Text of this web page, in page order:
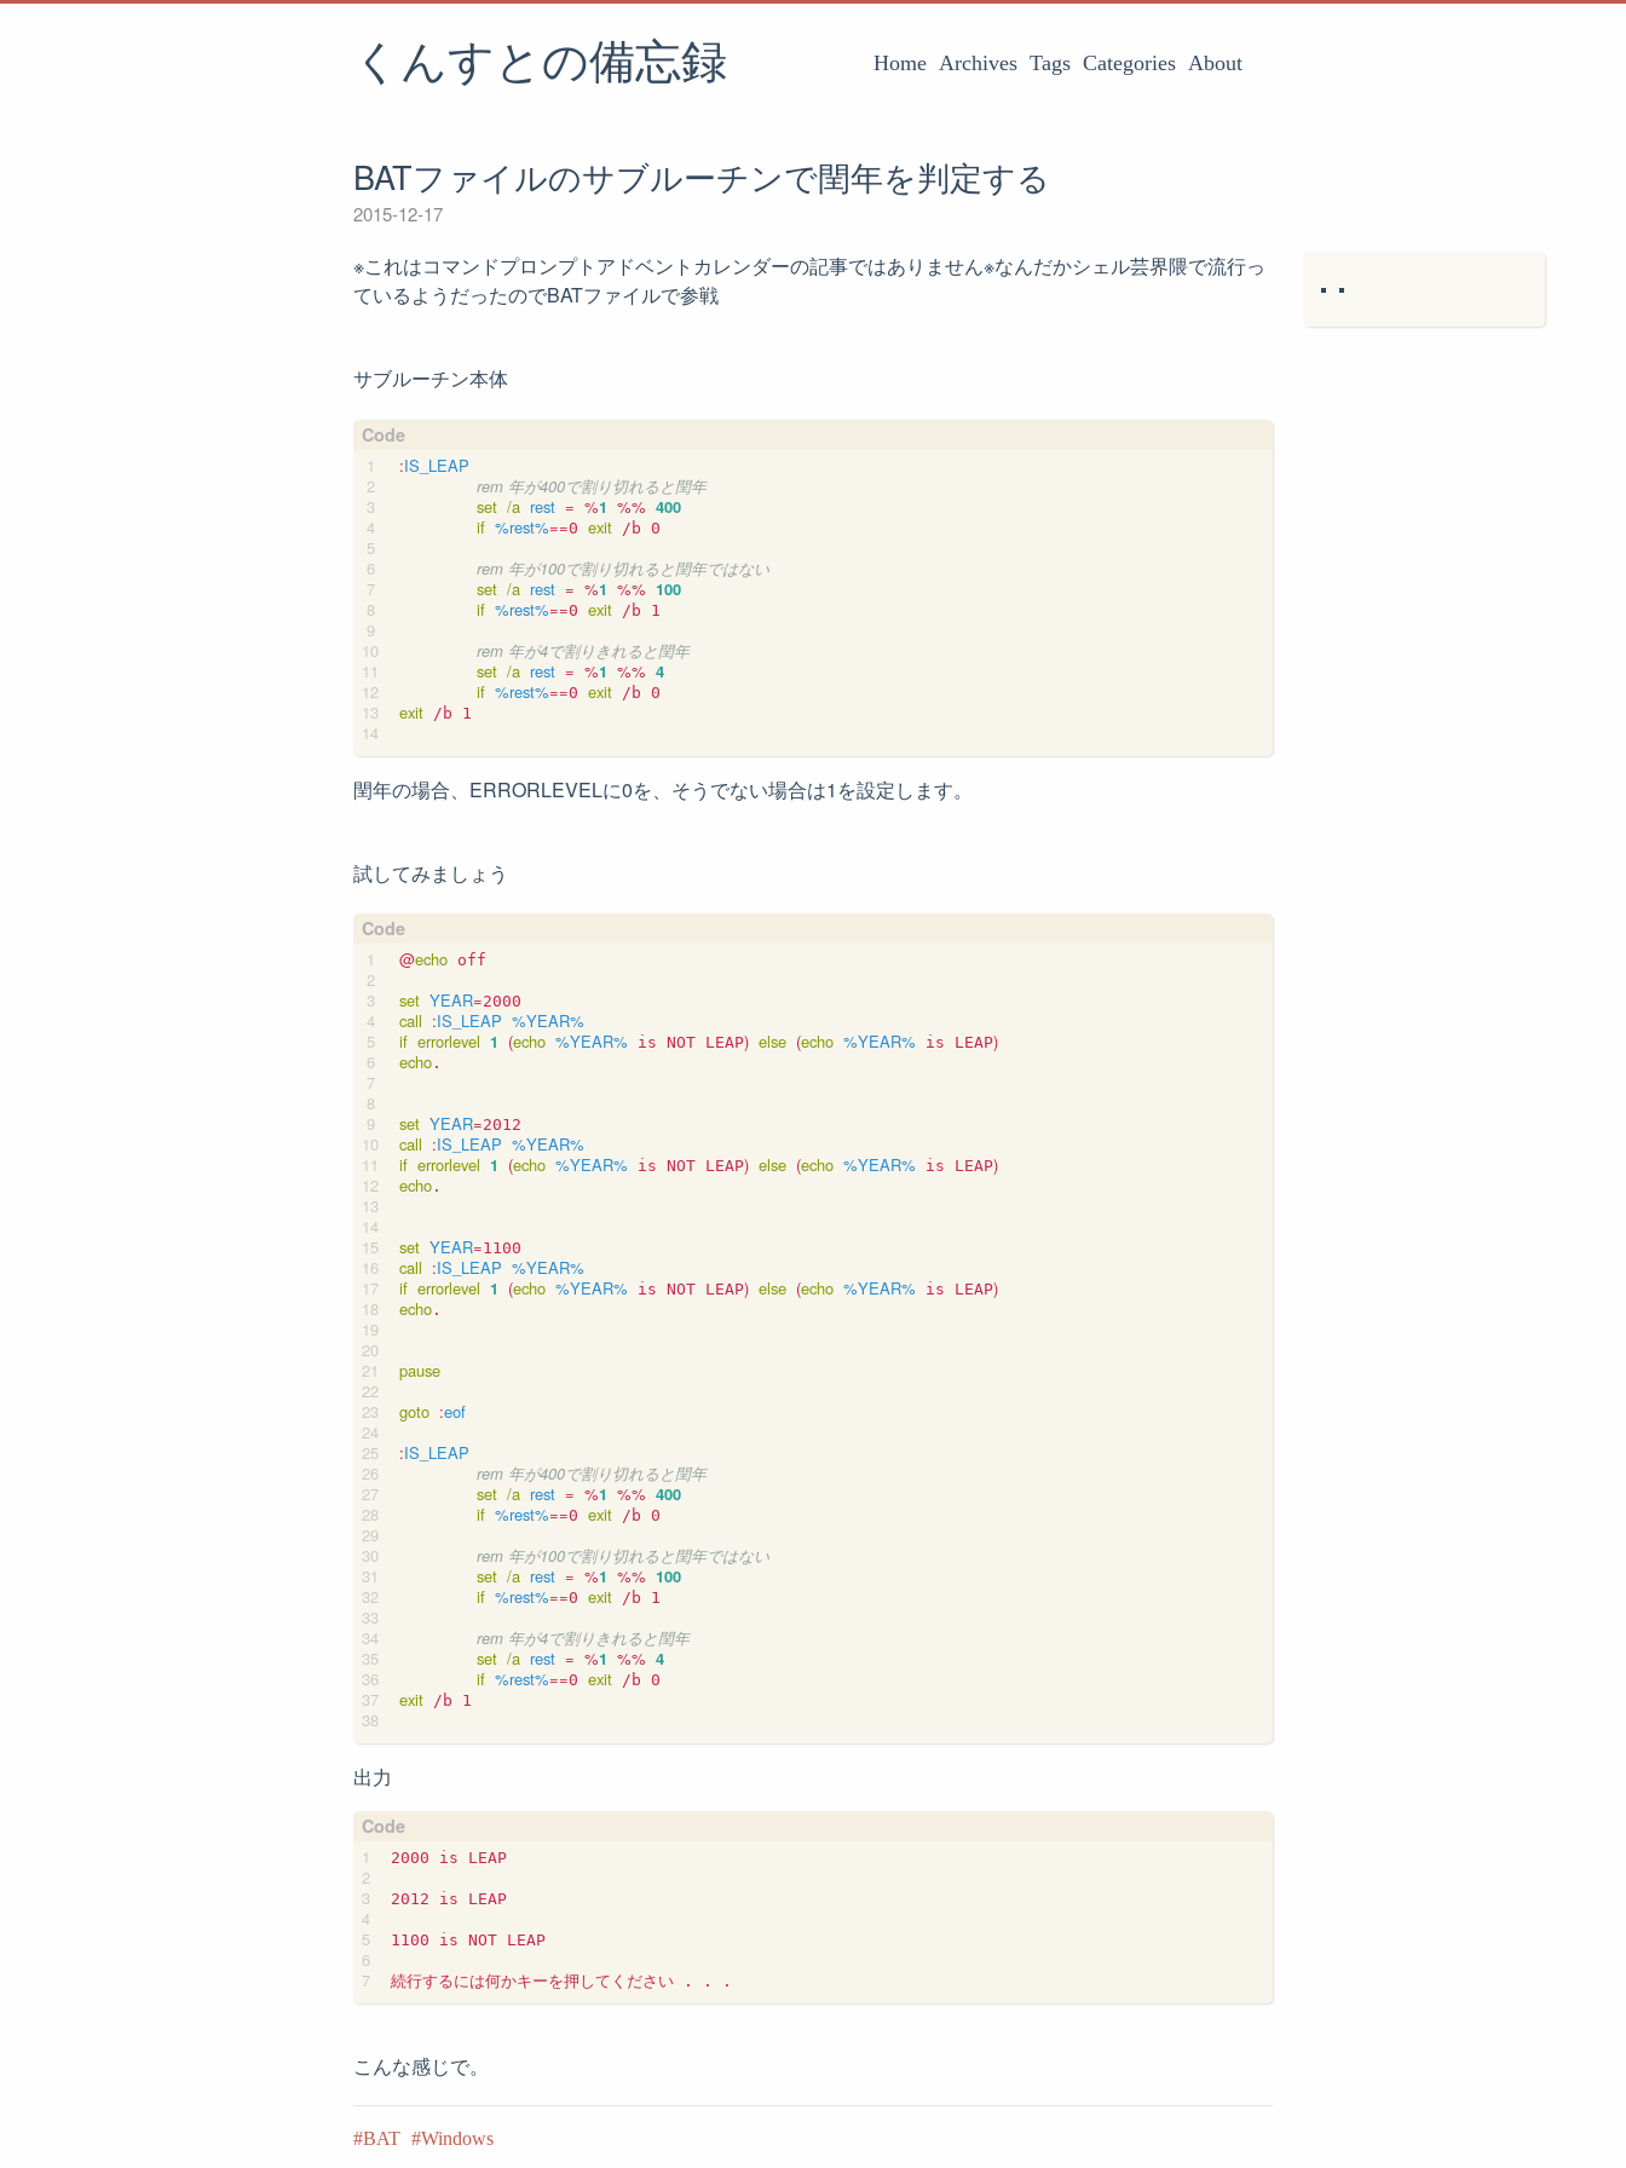
くんすとの備忘録 Home Archives Tags Categories About
BATファイルのサブルーチンで閏年を判定する
2015-12-17
※これはコマンドプロンプトアドベントカレンダーの記事ではありません※なんだかシェル芸界隈で流行っ
ているようだったのでBATファイルで参戦
サブルーチン本体
:IS_LEAP
rem 年が400で割り切れると閏年
set /a rest = %1 %% 400
if %rest%==0 exit /b 0
rem 年が100で割り切れると閏年ではない
set /a rest = %1 %% 100
if %rest%==0 exit /b 1
rem 年が4で割りきれると閏年
set /a rest = %1 %% 4
if %rest%==0 exit
exit /b 1
閏年の場合、ERRORLEVELに0を、そうでない場合は1を設定します。
試してみましょう
@echo off
set YEAR=
call :IS_LEAP %YEAR%
if errorlevel 1 (echo %YEAR% is NOT LEAP) else (echo %YEAR% is LEAP)
echo .
set YEAR=
call :IS_LEAP %YEAR%
if errorlevel 1 (echo %YEAR% is NOT LEAP) else (echo %YEAR% is LEAP)
echo .
set YEAR=
call :IS_LEAP %YEAR%
if errorlevel 1 (echo %YEAR% is NOT LEAP) else (echo %YEAR% is LEAP)
echo .
pause
goto :eof
:IS_LEAP
rem 年が400で割り切れると閏年
set /a rest = %1 %% 400
if %rest%==0 exit /b 0
rem 年が100で割り切れると閏年ではない
set /a rest = %1 %% 100
if %rest%==0 exit /b 1
rem 年が4で割りきれると閏年
set /a rest = %1 %% 4
if %rest%==0 exit
exit /b 1
出力
2000 is LEAP
2012 is LEAP
1100 is NOT LEAP
こんな感じで。
BAT Windows